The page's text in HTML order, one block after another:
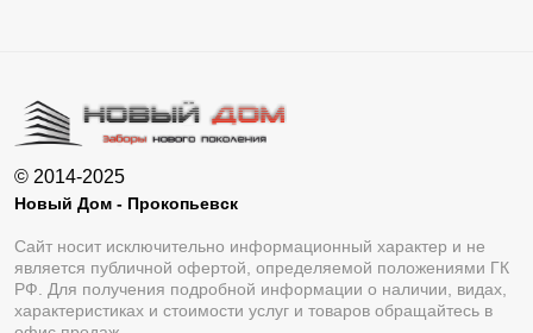
© 2014-2025
Новый Дом - Прокопьевск
Сайт носит исключительно информационный характер и не
является публичной офертой, определяемой положениями ГК
РФ. Для получения подробной информации о наличии, видах,
характеристиках и стоимости услуг и товаров обращайтесь в